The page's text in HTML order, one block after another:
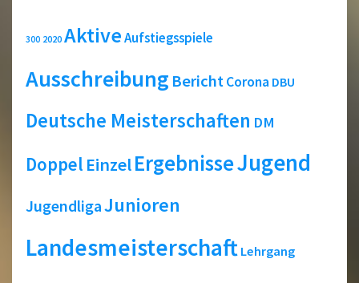
300 2020 AktiveAufstiegsspiele
Ausschreibung BerichtCorona DBU
Deutsche Meisterschaften DM
Doppel EinzelErgebnisseJugend
JugendligaJunioren
Landesmeisterschaft Lehrgang